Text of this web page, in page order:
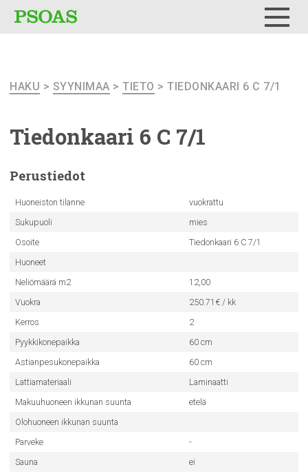
HAKU > SYYNIMAA > TIETO > TIEDONKAARI 6 C 7/1
Tiedonkaari 6 C 7/1
Perustiedot
Huoneiston tilanne
vuokrattu
Sukupuoli
mies
Osoite
Tiedonkaari 6 C 7/1
Huoneet
Neliömäärä m2
12,00
Vuokra
250.71€ / kk
Kerros
2
Pyykkikonepaikka
60 cm
Astianpesukonepaikka
60 cm
Lattiamateriaali
Laminaatti
Makuuhuoneen ikkunan suunta
etelä
Olohuoneen ikkunan suunta
Parveke
-
Sauna
ei